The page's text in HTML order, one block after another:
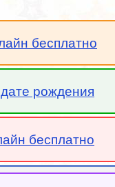
бесплатно
рождения
бесплатно